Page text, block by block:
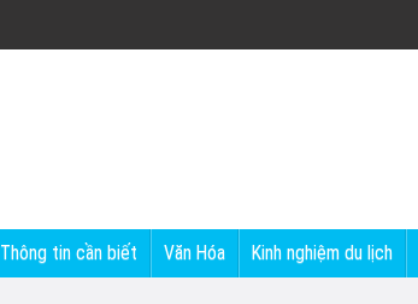
Thông tin cần biết Văn Hóa Kinh nghiệm du lịch